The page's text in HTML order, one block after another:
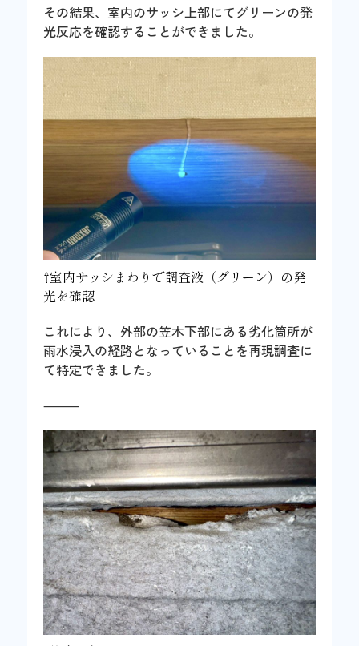
その結果、室内のサッシ上部にてグリーンの発
光反応を確認することができました。
⇧室内サッシまわりで調査液（グリーン）の発
光を確認
これにより、外部の笠木下部にある劣化箇所が
雨水浸入の経路となっていることを再現調査に
て特定できました。
⸻